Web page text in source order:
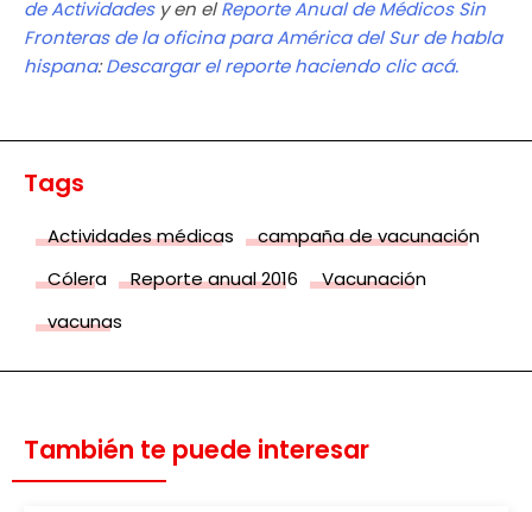
de Actividadesy en elReporte Anual de Médicos Sin
Fronteras de la oficina para América del Sur de habla
hispana:Descargar el reporte haciendo clic acá.
Tags
Actividades médicas
campaña de vacunación
Cólera
Reporte anual 2016
Vacunación
vacunas
También te puede interesar